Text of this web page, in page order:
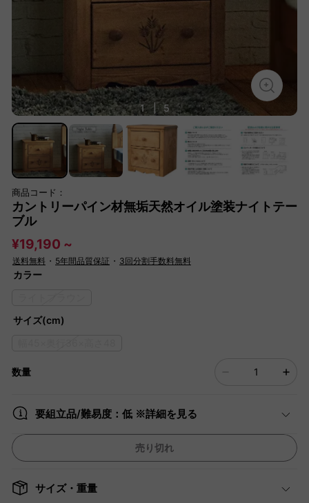
1 | 5
商品コード：
カントリーパイン材無垢天然オイル塗装ナイトテー
ブル
¥19,190 ~
送料無料 ・ 5年間品質保証 ・ 3回分割手数料無料
カラー
サイズ(cm)
数量
要組立品/難易度：低 ※詳細を見る
売り切れ
サイズ・重量